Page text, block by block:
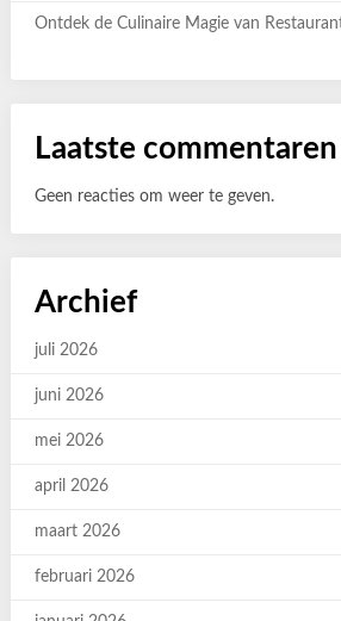
Ontdek de Culinaire Magie van
Laatste commentaren
Geen reacties om weer te geven.
Archief
juli 2026
juni 2026
mei 2026
april 2026
maart 2026
februari 2026